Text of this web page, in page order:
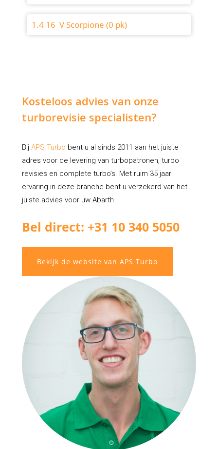
1.4 16_V Scorpione (0 pk)
Kosteloos advies van onze
turborevisie specialisten?
Bij APS Turbo bent u al sinds 2011 aan het juiste
adres voor de levering van turbopatronen, turbo
revisies en complete turbo’s. Met ruim 35 jaar
ervaring in deze branche bent u verzekerd van het
juiste advies voor uw Abarth
Bel direct: +31 10 340 5050
Bekijk de website van APS Turbo